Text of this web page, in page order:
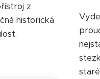
z
historická